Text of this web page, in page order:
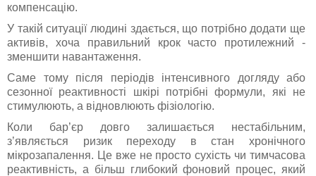
компенсацію.
У такій ситуації людині здається, що потрібно додати ще
активів, хоча правильний крок часто протилежний -
зменшити навантаження.
Саме тому після періодів інтенсивного догляду або
сезонної реактивності шкірі потрібні формули, які не
стимулюють, а відновлюють фізіологію.
Коли бар’єр довго залишається нестабільним,
з’являється ризик переходу в стан хронічного
мікрозапалення. Це вже не просто сухість чи тимчасова
реактивність, а більш глибокий фоновий процес, який